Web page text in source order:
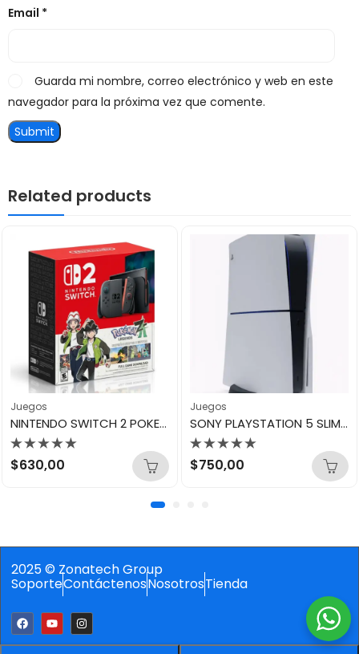
Email *
Guarda mi nombre, correo electrónico y web en este
navegador para la próxima vez que comente.
Related products
Juegos
NINTENDO SWITCH 2 POKEMON LEGENDS VERSION US
Valorado
con
$630,00
Juegos
SONY PLAYSTATION 5 SLIM DISC USA
Valorado
con
$750,00
2025 © Zonatech Group
SoporteContáctenosNosotrosTienda